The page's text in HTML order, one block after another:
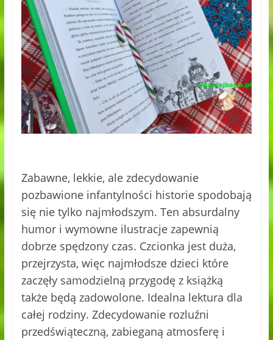
Zabawne, lekkie, ale zdecydowanie
pozbawione infantylności historie spodobają
się nie tylko najmłodszym. Ten absurdalny
humor i wymowne ilustracje zapewnią
dobrze spędzony czas. Czcionka jest duża,
przejrzysta, więc najmłodsze dzieci które
zaczęły samodzielną przygodę z książką
także będą zadowolone. Idealna lektura dla
całej rodziny. Zdecydowanie rozluźni
przedświąteczną, zabieganą atmosferę i